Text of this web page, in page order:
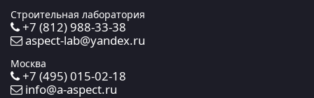
Строительная лаборатория
+7 (812) 988-33-38
aspect-lab@yandex.ru
Москва
+7 (495) 015-02-18
info@a-aspect.ru